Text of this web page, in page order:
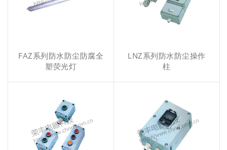
FAZ系列防水防尘防腐全
塑荧光灯
LNZ系列防水防尘操作
柱